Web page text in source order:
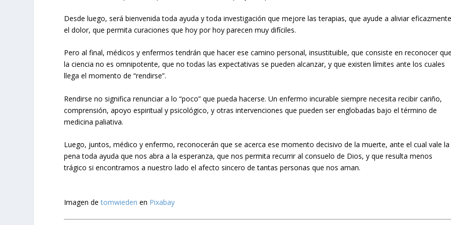
Desde luego, será bienvenida toda ayuda y toda investigación que mejore las terapias, que ayude a aliviar
el dolor, que permita curaciones que hoy por hoy parecen muy difíciles.
Pero al final, médicos y enfermos tendrán que hacer ese camino personal, insustituible, que consiste en reconocer
la ciencia no es omnipotente, que no todas las expectativas se pueden alcanzar, y que existen límites ante los cuales
llega el momento de “rendirse”.
Rendirse no significa renunciar a lo “poco” que pueda hacerse. Un enfermo incurable siempre necesita recibir cariño,
comprensión, apoyo espiritual y psicológico, y otras intervenciones que pueden ser englobadas bajo el término de
medicina paliativa.
Luego, juntos, médico y enfermo, reconocerán que se acerca ese momento decisivo de la muerte, ante el cual vale la
pena toda ayuda que nos abra a la esperanza, que nos permita recurrir al consuelo de Dios, y que resulta menos
trágico si encontramos a nuestro lado el afecto sincero de tantas personas que nos aman.
Imagen detomwieden en Pixabay